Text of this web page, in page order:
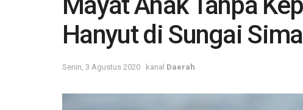
Hanyut di Sungai
Senin, 3 Agustus 2020 kanal Daerah